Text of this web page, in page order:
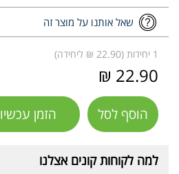
שאל אותנו על מוצר זה
1 יחידות (22.90 ₪ ליחידה)
22.90 ₪
הוסף לסל הזמן עכשיו
למה לקוחות קונים אצלנו